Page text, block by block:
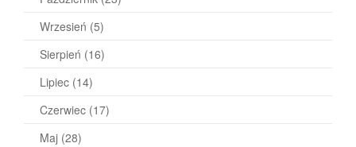
Wrzesień (5)
Sierpień (16)
Lipiec (14)
Czerwiec (17)
Maj (28)